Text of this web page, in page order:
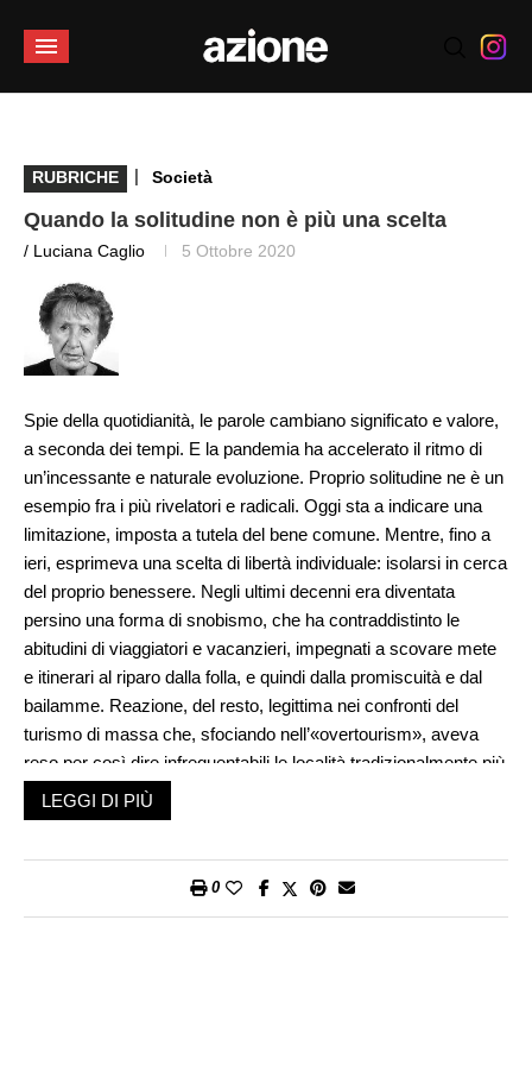
RUBRICHE | Società
Quando la solitudine non è più una scelta
/ Luciana Caglio 5 Ottobre 2020
Spie della quotidianità, le parole cambiano significato e valore,
a seconda dei tempi. E la pandemia ha accelerato il ritmo di
un’incessante e naturale evoluzione. Proprio solitudine ne è un
esempio fra i più rivelatori e radicali. Oggi sta a indicare una
limitazione, imposta a tutela del bene comune. Mentre, fino a
ieri, esprimeva una scelta di libertà individuale: isolarsi in cerca
del proprio benessere. Negli ultimi decenni era diventata
persino una forma di snobismo, che ha contraddistinto le
abitudini di viaggiatori e vacanzieri, impegnati a scovare mete
e itinerari al riparo dalla folla, e quindi dalla promiscuità e dal
bailamme. Reazione, del resto, legittima nei confronti del
turismo di massa che, sfociando nell’«overtourism», aveva
reso per così dire infrequentabili le località tradizionalmente più
attraenti. Comprensibile, quindi, da parte di chi già le
conosceva, il rifiuto di visitarle. In verità, le immagini e le
Barcellona, Dubrovnik e, in Svizzera, da Lucerna erano quanto
LEGGI DI PIÙ
0